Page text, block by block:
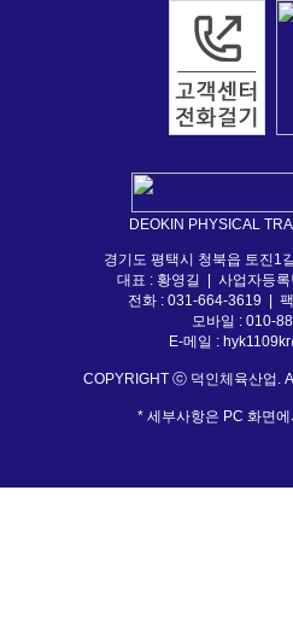
DEOKIN PHYSICAL
경기도 평택시 청북읍 토진1
대표 : 황영길 | 사업자등
전화 : 031-664-3619 |
모바일 : 010-
E-메일 :
COPYRIGHT ⓒ 덕인체육산업.
* 세부사항은 PC 화면